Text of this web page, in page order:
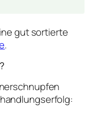
gut sortierte
.